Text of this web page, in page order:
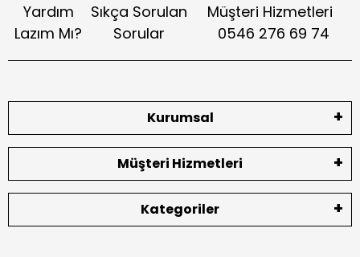
Yardım
Lazım Mı?
Sıkça Sorulan
Sorular
Müşteri Hizmetleri
0546 276 69 74
Kurumsal
Müşteri Hizmetleri
Kategoriler